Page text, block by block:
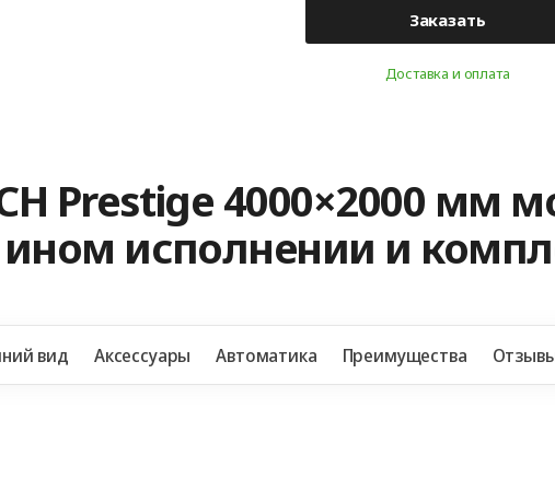
Заказать
Доставка и оплата
Prestige 4000×2000 мм
ином исполнении и
вид Аксессуары Автоматика Преимущества